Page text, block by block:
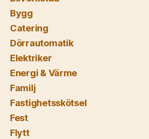
Bygg
Catering
Dörrautomatik
Elektriker
Energi & Värme
Familj
Fastighetsskötsel
Fest
Flytt